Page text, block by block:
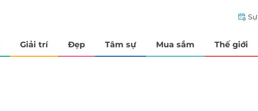
Giải trí Đẹp Tâm sự Mua sắm Thế giới